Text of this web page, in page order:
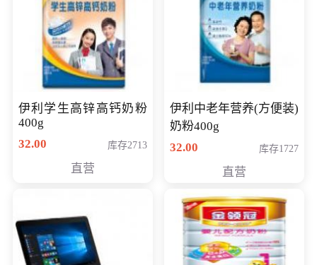
伊利学生高锌高钙奶粉
400g
32.00
库存2713
直营
伊利中老年营养(方便装)
奶粉400g
32.00
库存1727
直营